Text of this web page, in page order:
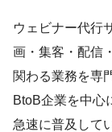
ウェビナー代行
画・集客・配信
関わる業務を専
BtoB企業を中心
急速に普及して